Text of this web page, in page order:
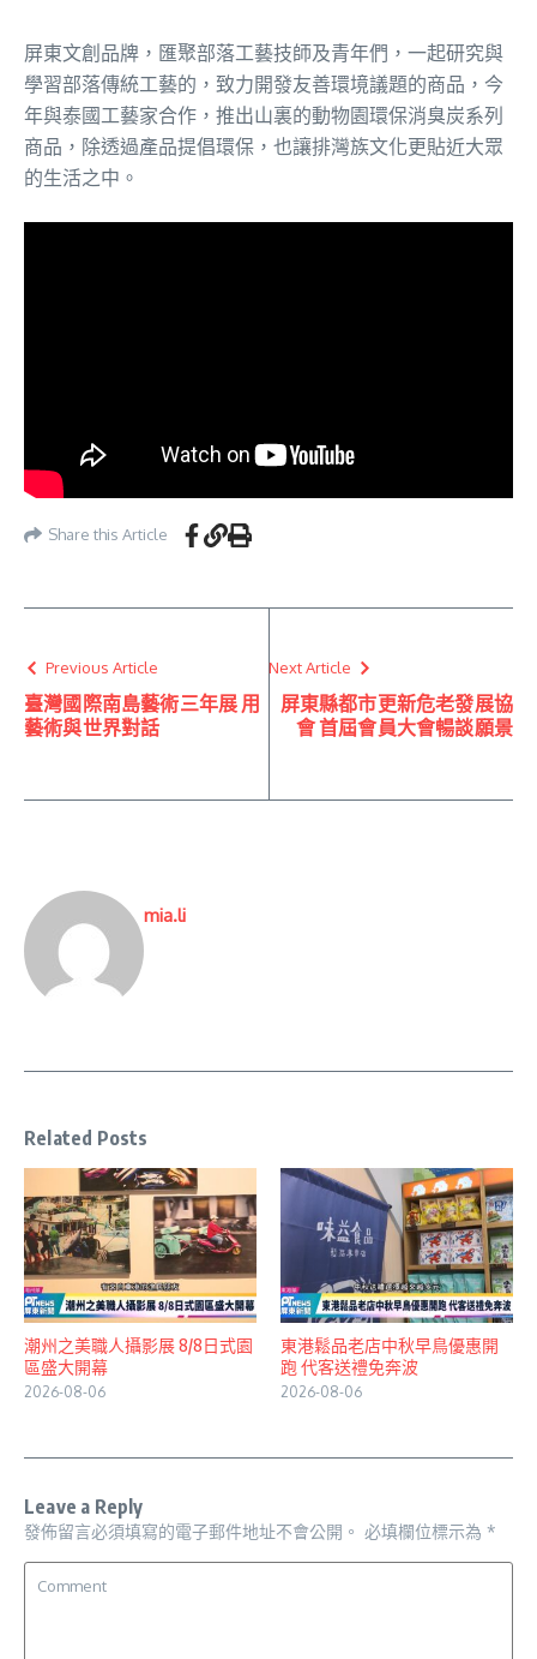
屏東文創品牌，匯聚部落工藝技師及青年們，一起研究與
學習部落傳統工藝的，致力開發友善環境議題的商品，今
年與泰國工藝家合作，推出山裏的動物園環保消臭炭系列
商品，除透過產品提倡環保，也讓排灣族文化更貼近大眾
的生活之中。
Share this Article
Previous Article
臺灣國際南島藝術三年展 用
藝術與世界對話
Next Article
屏東縣都市更新危老發展協
會 首屆會員大會暢談願景
mia.li
Related Posts
潮州之美職人攝影展 8/8日式園
區盛大開幕
2026-08-06
東港鬆品老店中秋早鳥優惠開
跑 代客送禮免奔波
2026-08-06
Leave a Reply
發佈留言必須填寫的電子郵件地址不會公開。 必填欄位標示為 *